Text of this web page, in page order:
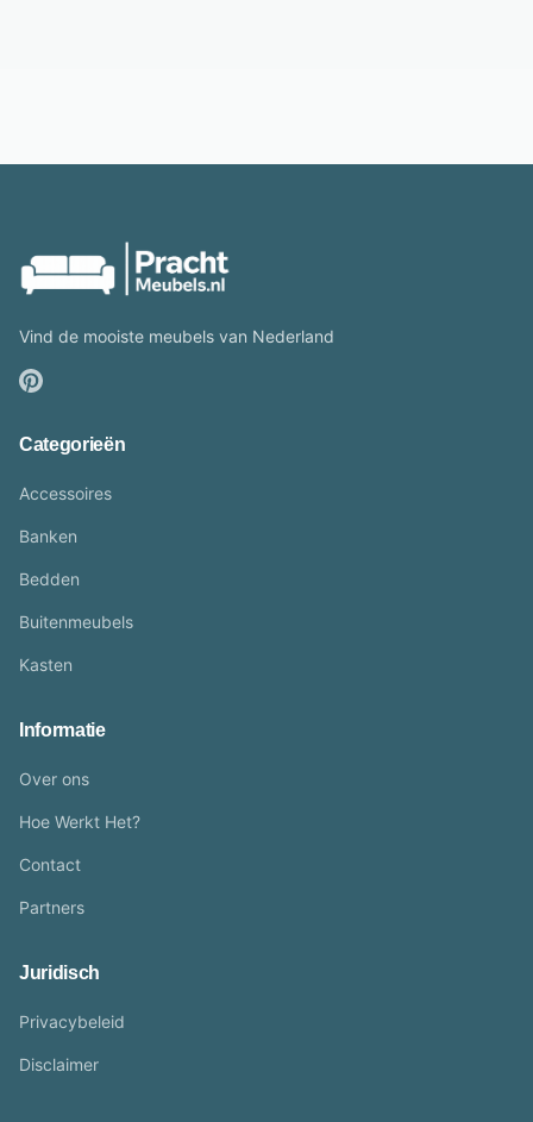
Vind de mooiste meubels van Nederland
Categorieën
Accessoires
Banken
Bedden
Buitenmeubels
Kasten
Informatie
Over ons
Hoe Werkt Het?
Contact
Partners
Juridisch
Privacybeleid
Disclaimer